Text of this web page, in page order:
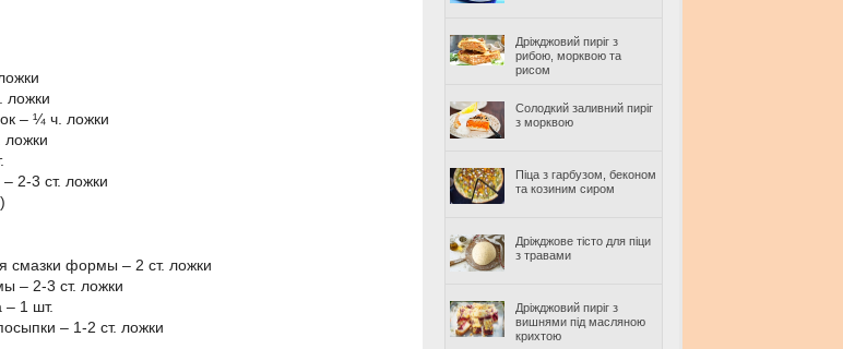
ложки
– ¼ ч. ложки
2-3 ст. ложки
смазки формы – 2 ст. ложки
– 2-3 ст. ложки
– 1 шт.
– 1-2 ст. ложки
Дріжджовий пиріг з
рибою, морквою та
рисом
Солодкий заливний пиріг
з морквою
Піца з гарбузом, беконом
та козиним сиром
Дріжджове тісто для піци
з травами
Дріжджовий пиріг з
вишнями під масляною
крихтою